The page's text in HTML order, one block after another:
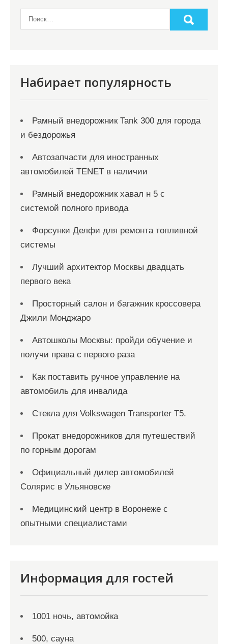
Набирает популярность
Рамный внедорожник Tank 300 для города
и бездорожья
Автозапчасти для иностранных
автомобилей TENET в наличии
Рамный внедорожник хавал н 5 с
системой полного привода
Форсунки Делфи для ремонта топливной
системы
Лучший архитектор Москвы двадцать
первого века
Просторный салон и багажник кроссовера
Джили Монджаро
Автошколы Москвы: пройди обучение и
получи права с первого раза
Как поставить ручное управление на
автомобиль для инвалида
Стекла для Volkswagen Transporter T5.
Прокат внедорожников для путешествий
по горным дорогам
Официальный дилер автомобилей
Солярис в Ульяновске
Медицинский центр в Воронеже с
опытными специалистами
Информация для гостей
1001 ночь, автомойка
500, сауна